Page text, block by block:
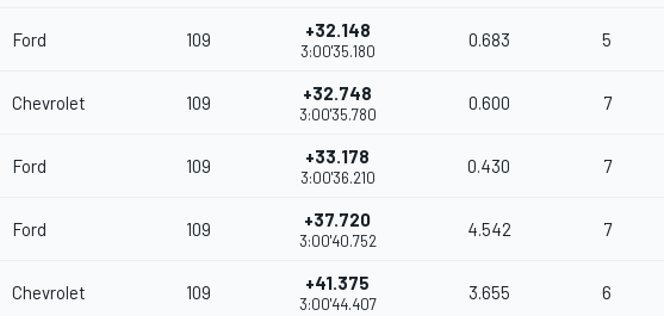
Ford 109 +32.148
3:00'35.180
0.683 5
Chevrolet 109 +32.748
3:00'35.780
0.600 7
Ford 109 +33.178
3:00'36.210
0.430 7
Ford 109 +37.720
3:00'40.752
4.542 7
Chevrolet 109 +41.375
3:00'44.407
3.655 6